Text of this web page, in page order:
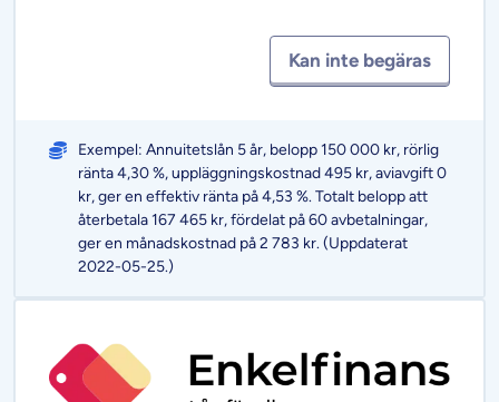
Kan inte begäras
Exempel: Annuitetslån 5 år, belopp 150 000 kr, rörlig
ränta 4,30 %, uppläggningskostnad 495 kr, aviavgift 0
kr, ger en effektiv ränta på 4,53 %. Totalt belopp att
återbetala 167 465 kr, fördelat på 60 avbetalningar,
ger en månadskostnad på 2 783 kr. (Uppdaterat
2022-05-25.)